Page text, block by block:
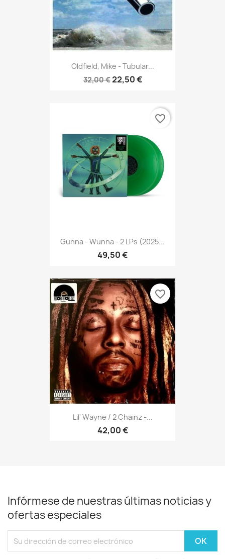
Oldfield, Mike - Tubular...
32,00 €22,50 €
Gunna - Wunna - 2 LPs (2025...
49,50 €
favorite_border
Lil' Wayne / 2 Chainz -...
42,00 €
favorite_border
Infórmese de nuestras últimas noticias y
ofertas especiales